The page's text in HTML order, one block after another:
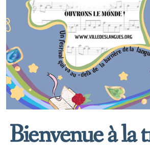
Bienvenue à la